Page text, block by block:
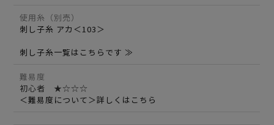
使用糸（別売）
刺し子糸 アカ＜103＞
刺し子糸一覧はこちらです ≫
難易度
初心者 ★☆☆☆
＜難易度について＞詳しくはこちら